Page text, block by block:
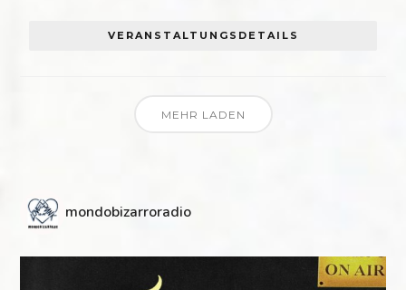
VERANSTALTUNGSDETAILS
MEHR LADEN
mondobizarroradio